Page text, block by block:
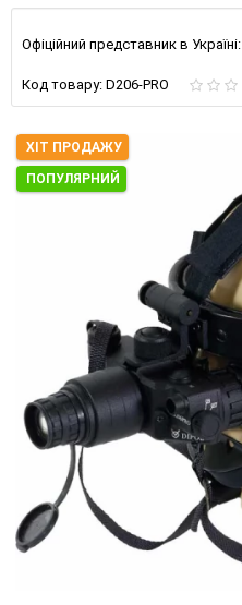
Офіційний представник в Україні:
Код товару: D206-PRO
ХІТ ПРОДАЖУ
ПОПУЛЯРНИЙ